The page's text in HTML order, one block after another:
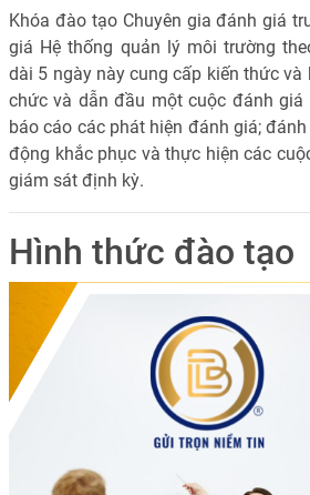
Khóa đào tạo Chuyên gia đánh giá
giá Hệ thống quản lý môi trường
dài 5 ngày này cung cấp kiến thức
chức và dẫn đầu một cuộc đánh giá
báo cáo các phát hiện đánh giá;
động khắc phục và thực hiện các
giám sát định kỳ.
Hình thức đào tạo